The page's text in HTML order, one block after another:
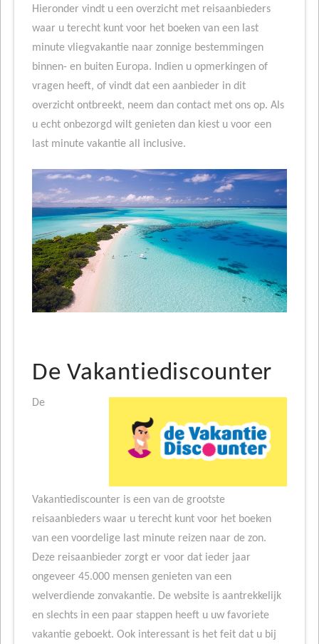
Hieronder vindt u een overzicht met reisaanbieders
waar u terecht kunt voor het boeken van een last
minute vliegvakantie naar zonnige bestemmingen
binnen- en buiten Europa. Indien u opmerkingen of
vragen heeft, of vindt dat een aanbieder in dit
overzicht ontbreekt, neem dan contact met ons op. Als
u echt onbezorgd wilt genieten dan kiest u voor een
last minute vakantie all inclusive.
De Vakantiediscounter
De
Vakantiediscounter is een van de grootste
reisaanbieders waar u terecht kunt voor het boeken
van een voordelige last minute reizen naar de zon.
Deze reisaanbieder zorgt er voor dat ieder jaar
ongeveer 45.000 mensen genieten van een
welverdiende zonvakantie. De website is aantrekkelijk
en slechts in een paar stappen heeft u uw favoriete
vakantie geboekt. Ook interessant is het feit dat u bij